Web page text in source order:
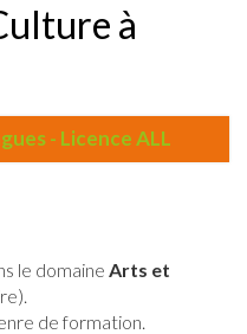
à
- Licence ALL
le domaine Arts et
de formation.